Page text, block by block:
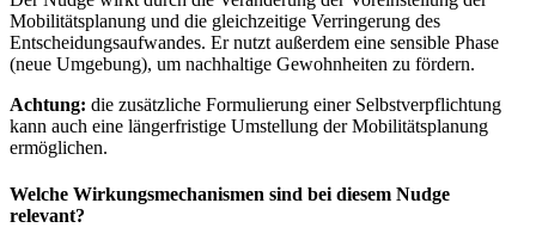
Mobilitätsplanung und die gleichzeitige Verringerung des
Entscheidungsaufwandes. Er nutzt außerdem eine sensible Phase
(neue Umgebung), um nachhaltige Gewohnheiten zu fördern.
Achtung: die zusätzliche Formulierung einer Selbstverpflichtung
kann auch eine längerfristige Umstellung der Mobilitätsplanung
ermöglichen.
Welche Wirkungsmechanismen sind bei diesem Nudge
relevant?